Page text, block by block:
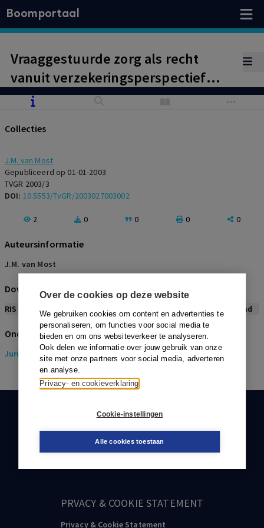
Over de cookies op deze website
We gebruiken cookies om content en advertenties te
personaliseren, om functies voor social media te
bieden en om ons websiteverkeer te analyseren.
Ook delen we informatie over jouw gebruik van onze
site met onze partners voor social media, adverteren
en analyse.
Privacy- en cookieverklaring
Cookie-instellingen
Alle cookies toestaan
Boomportaal
Vraaggestuurde zorg als recht
vanuit verzekeringsperspectief
(ZFW en AWBZ)
Collecties
J.M. van Most
Gepubliceerd op 01-01-2003
TVGR 2003/3
DOI: 10.5553/TvGR/2003027003002
2 0 0 0 0
Auteursinformatie
J.M. van Most
Download citeerwijze bij dit artikel
RIS BibTex APA Vancouver Leidraad
Onderwerpen
Juridisch > Gezondheidsrecht
KLANTENSERVICE
088-0301000
PRVACY & COOKIE STATEMENT
Privacy & Cookie Statement